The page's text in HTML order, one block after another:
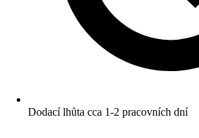
Dodací lhůta cca 1-2 pracovních dní